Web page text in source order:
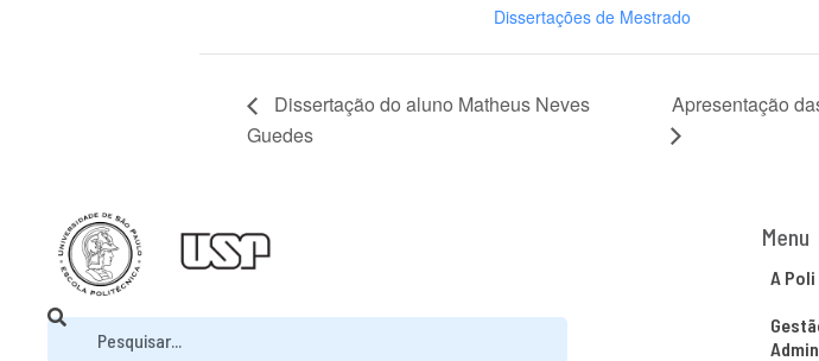
Dissertações de Mestrado
Dissertação do aluno Matheus Neves
Guedes
Apresentação
Menu
A Poli